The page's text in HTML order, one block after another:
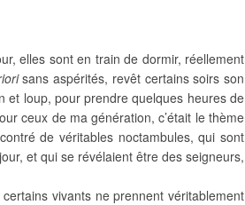
elles sont en train de dormir, réellement
sans aspérités, revêt certains soirs son
et loup, pour prendre quelques heures de
ceux de ma génération, c’était le thème
de véritables noctambules, qui sont
et qui se révélaient être des seigneurs,
vivants ne prennent véritablement